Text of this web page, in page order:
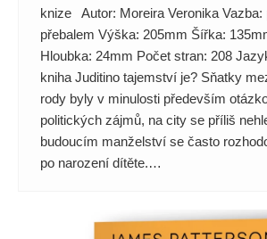
knize Autor: Moreira Veronika Vazba:
přebalem Výška: 205mm Šířka:
Hloubka: 24mm Počet stran: 208
kniha Juditino tajemství je? Sňatky
rody byly v minulosti především
politických zájmů, na city se příliš
budoucím manželství se často
po narození dítěte.…